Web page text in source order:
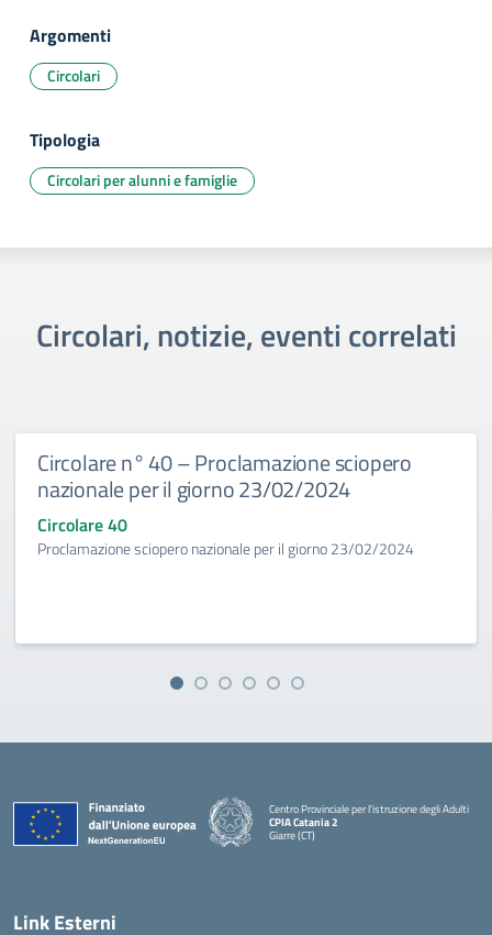
Argomenti
Circolari
Tipologia
Circolari per alunni e famiglie
Circolari, notizie, eventi correlati
Circolare n° 40 – Proclamazione sciopero
nazionale per il giorno 23/02/2024
Circolare 40
Proclamazione sciopero nazionale per il giorno 23/02/2024
Centro Provinciale per l'istruzione degli Adulti
CPIA Catania 2
Giarre (CT)
Link Esterni